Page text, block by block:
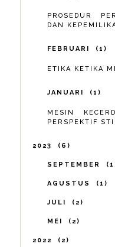
PROSEDUR
DAN
FEBRUARI 1
ETIKA KETIKA
JANUARI 1
MESIN
PERSPEKTIF
2023 6
SEPTEMBER 1
AGUSTUS 1
JULI 2
MEI 2
2022 2